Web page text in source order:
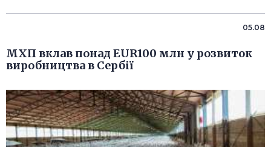
05.08
МХП вклав понад EUR100 млн у розвиток
виробництва в Сербії